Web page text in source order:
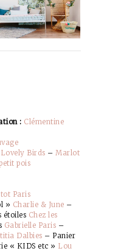
: Clémentine
Lovely Birds – Marlot
pois
tot Paris
» Charlie & June –
étoiles Chez les
Gabrielle Paris –
Dalbies – Panier
« KIDS etc » Lou